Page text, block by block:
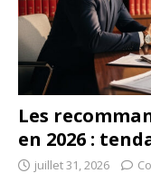
Les
en 2026 :
juillet 31, 2026